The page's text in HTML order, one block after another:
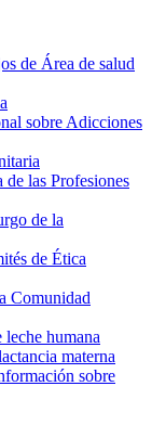
de Área de salud
sobre Adicciones
las Profesiones
de la
de Ética
Comunidad
humana
materna
sobre